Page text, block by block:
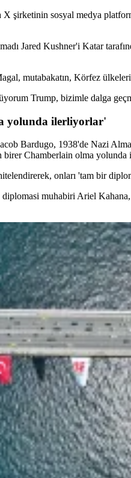
sosyal medya
Jared Kushner'i Katar
mutabakatın, Körfez
Trump, bizimle dalga
yolunda ilerliyorlar'
Bardugo, 1938'de Nazi
Chamberlain olma
onları 'tam bir
muhabiri Ariel